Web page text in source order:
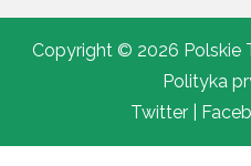
Copyright © 2026 Polskie
Polityka
Twitter |